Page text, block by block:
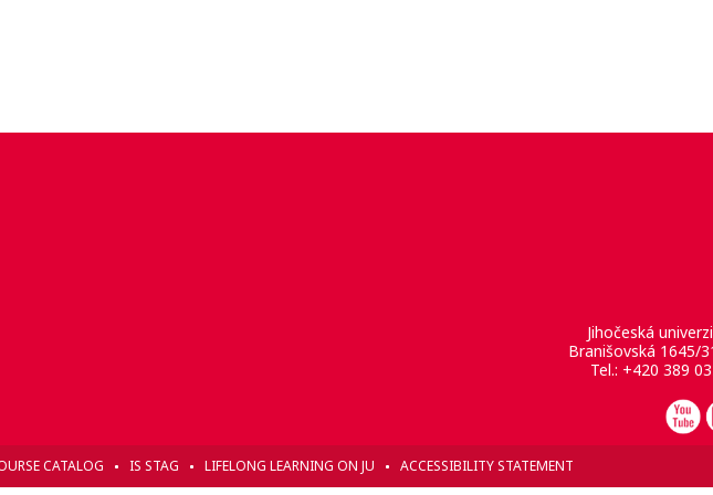
Jihočeská
Branišovská 1645/
Tel.: +420 389
CATALOG IS STAG LIFELONG LEARNING ON JU ACCESSIBILITY STATEMENT